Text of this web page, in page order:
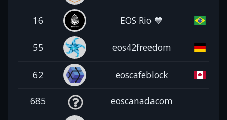
16 EOS Rio 💙
55 eos42freedom
62 eoscafeblock
685 eoscanadacom